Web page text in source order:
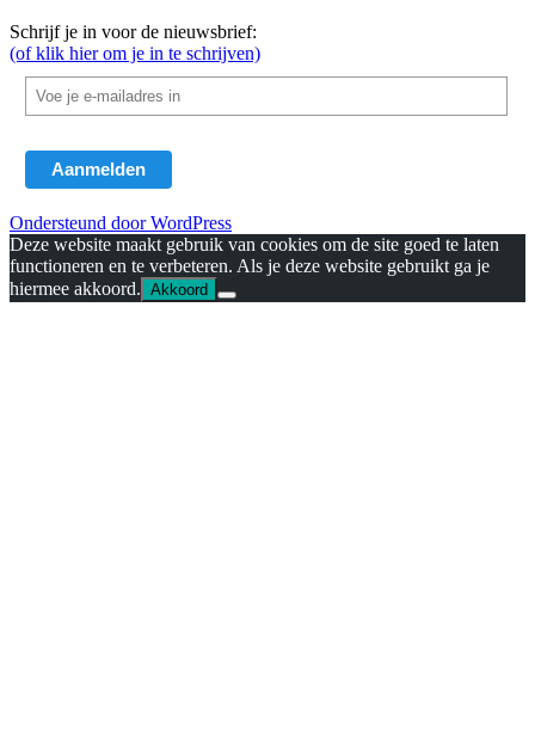
Schrijf je in voor de nieuwsbrief:
(of klik hier om je in te schrijven)
Ondersteund door WordPress
Deze website maakt gebruik van cookies om de site goed te laten
functioneren en te verbeteren. Als je deze website gebruikt ga je
hiermee akkoord. Akkoord